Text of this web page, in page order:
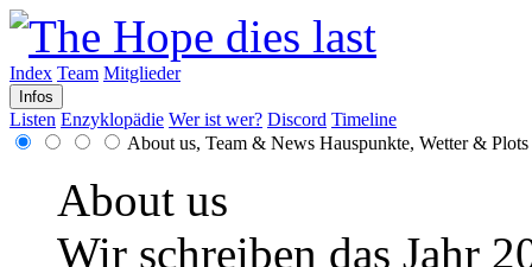
Index Team Mitglieder
Infos
Listen Enzyklopädie Wer ist wer? Discord Timeline
About us, Team & News Hauspunkte, Wetter & Plots
About us
Wir schreiben das Jahr